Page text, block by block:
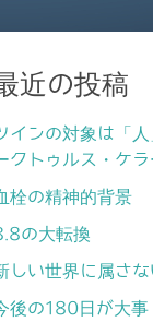
近の投稿
インの対象は「
クトゥルス・ケラ
栓の精神的背景
の大転換
しい世界に属さ
後の180日が大事